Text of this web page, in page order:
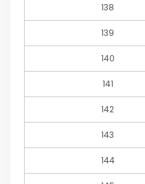
138
139
140
141
142
143
144